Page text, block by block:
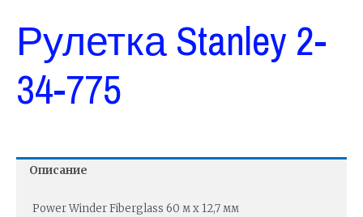
Рулетка Stanley 2-
34-775
Описание
Power Winder Fiberglass 60 м х 12,7 мм